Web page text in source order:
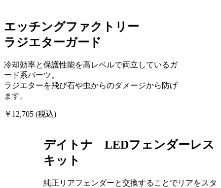
エッチングファクトリー
ラジエターガード
冷却効率と保護性能を高レベルで両立しているガ
ード系パーツ。
ラジエターを飛び石や虫からのダメージから防げ
ます。
￥12,705 (税込)
デイトナ LEDフェンダーレス
キット
純正リアフェンダーと交換することでリアをスタ